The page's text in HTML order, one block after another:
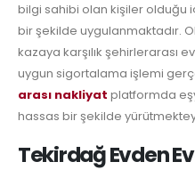
bilgi sahibi olan kişiler olduğu
bir şekilde uygulanmaktadır.
kazaya karşılık şehirlerarası
uygun sigortalama işlemi
arası nakliyat platformda
hassas bir şekilde
Tekirdağ Evden